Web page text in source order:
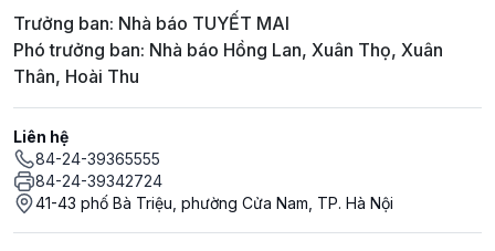
Trưởng ban: Nhà báo TUYẾT MAI
Phó trưởng ban: Nhà báo Hồng Lan, Xuân Thọ, Xuân
Thân, Hoài Thu
Liên hệ
84-24-39365555
84-24-39342724
41-43 phố Bà Triệu, phường Cửa Nam, TP. Hà Nội